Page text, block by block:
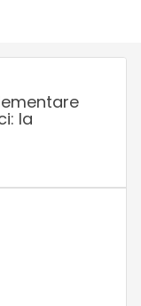
la